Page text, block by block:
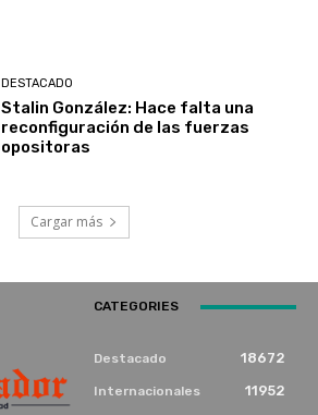
DESTACADO
Stalin González: Hace falta una
reconfiguración de las fuerzas
opositoras
Cargar más
CATEGORIES
Destacado 18672
Internacionales 11952